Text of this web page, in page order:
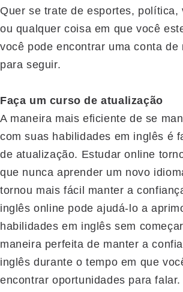
Quer se trate de esportes, política,
ou qualquer coisa em que você
você pode encontrar uma conta de
para seguir.
Faça um curso de atualização
A maneira mais eficiente de se
com suas habilidades em inglês é
de atualização. Estudar online
que nunca aprender um novo
tornou mais fácil manter a
inglês online pode ajudá-lo a
habilidades em inglês sem
maneira perfeita de manter a
inglês durante o tempo em que
encontrar oportunidades para falar.